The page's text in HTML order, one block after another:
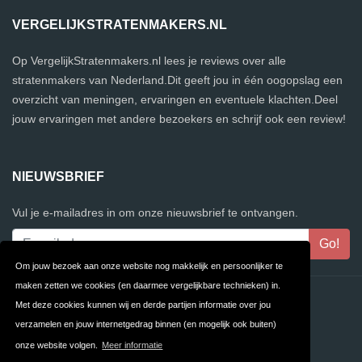
Om jouw bezoek aan onze website nog makkelijk en persoonlijker te
maken zetten we cookies (en daarmee vergelijkbare technieken) in.
Met deze cookies kunnen wij en derde partijen informatie over jou
verzamelen en jouw internetgedrag binnen (en mogelijk ook buiten)
onze website volgen. Meer informatie
VERGELIJKSTRATENMAKERS.NL
Op VergelijkStratenmakers.nl lees je reviews over alle
stratenmakers van Nederland.Dit geeft jou in één oogopslag een
overzicht van meningen, ervaringen en eventuele klachten.Deel
jouw ervaringen met andere bezoekers en schrijf ook een review!
NIEUWSBRIEF
Vul je e-mailadres in om onze nieuwsbrief te ontvangen.
Contact Privacy
Algemene FAQ